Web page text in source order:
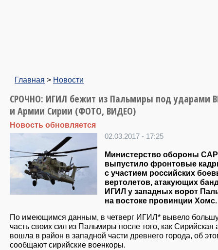
Главная > Новости
СРОЧНО: ИГИЛ бежит из Пальмиры под ударами
и Армии Сирии (ФОТО, ВИДЕО)
Новость обновляется
02.03.2017 - 17:25
Министерство обороны САР
выпустило фронтовые
с участием российских
вертолетов, атакующих
ИГИЛ у западных ворот
на востоке провинции Хомс.
По имеющимся данным, в четверг ИГИЛ* вывело
часть своих сил из Пальмиры после того, как Сирийская
вошла в район в западной части древнего города, об
сообщают сирийские военкоры.